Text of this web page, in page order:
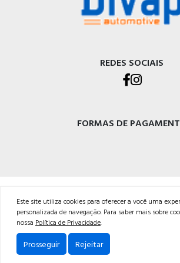
REDES SOCIAIS
FORMAS DE
Rod. BR-470 - Km 225, Integração<br />Garibaldi - RS,
5400
Powered by:
Este site utiliza cookies para oferecer a você uma
personalizada de navegação. Para saber mais sobre
nossa Política de Privacidade.
Prosseguir Rejeitar